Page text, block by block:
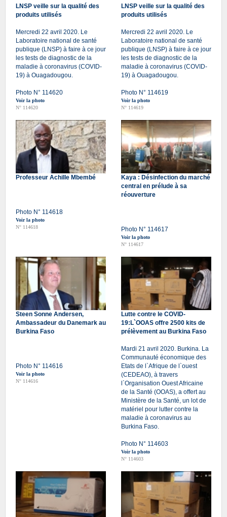
LNSP veille sur la qualité des
produits utilisés
Mercredi 22 avril 2020. Le
Laboratoire national de santé
publique (LNSP) à faire à ce jour
les tests de diagnostic de la
maladie à coronavirus (COVID-
19) à Ouagadougou.
Photo N° 114620
Voir la photo
N° 114620
LNSP veille sur la qualité des
produits utilisés
Mercredi 22 avril 2020. Le
Laboratoire national de santé
publique (LNSP) à faire à ce jour
les tests de diagnostic de la
maladie à coronavirus (COVID-
19) à Ouagadougou.
Photo N° 114619
Voir la photo
N° 114619
Professeur Achille Mbembé
Photo N° 114618
Voir la photo
N° 114618
Kaya : Désinfection du marché
central en prélude à sa
réouverture
Photo N° 114617
Voir la photo
N° 114617
Steen Sonne Andersen,
Ambassadeur du Danemark au
Burkina Faso
Photo N° 114616
Voir la photo
N° 114616
Lutte contre le COVID-
19:L`OOAS offre 2500 kits de
prélèvement au Burkina Faso
Mardi 21 avril 2020. Burkina. La
Communauté économique des
Etats de l`Afrique de l`ouest
(CEDEAO), à travers
l`Organisation Ouest Africaine
de la Santé (OOAS), a offert au
Ministère de la Santé, un lot de
matériel pour lutter contre la
maladie à coronavirus au
Burkina Faso.
Photo N° 114603
Voir la photo
N° 114603